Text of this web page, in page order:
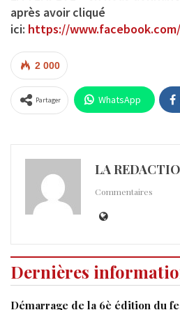
après avoir cliqué
ici: https://
2 000
Partager WhatsApp
LA
Commentaires
Dernières
Démarrage de la 6è édition du